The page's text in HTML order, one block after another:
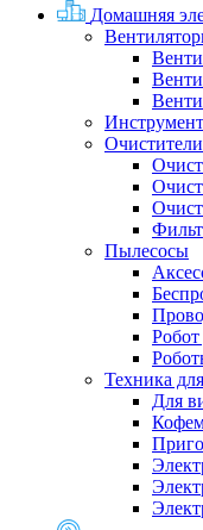
Домашняя
Пылесосы
Техника
Для